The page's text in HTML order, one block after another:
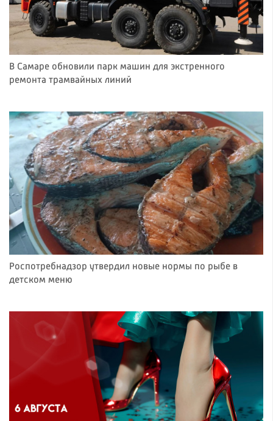
В Самаре обновили парк машин для экстренного
ремонта трамвайных линий
Роспотребнадзор утвердил новые нормы по рыбе в
детском меню